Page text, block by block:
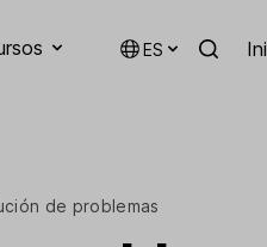
ES
de problemas